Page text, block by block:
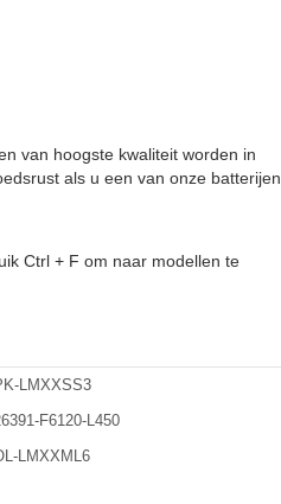
van hoogste kwaliteit worden in
als u een van onze batterijen
Ctrl + F om naar modellen te
LMXXSS3
F6120-L450
LMXXML6